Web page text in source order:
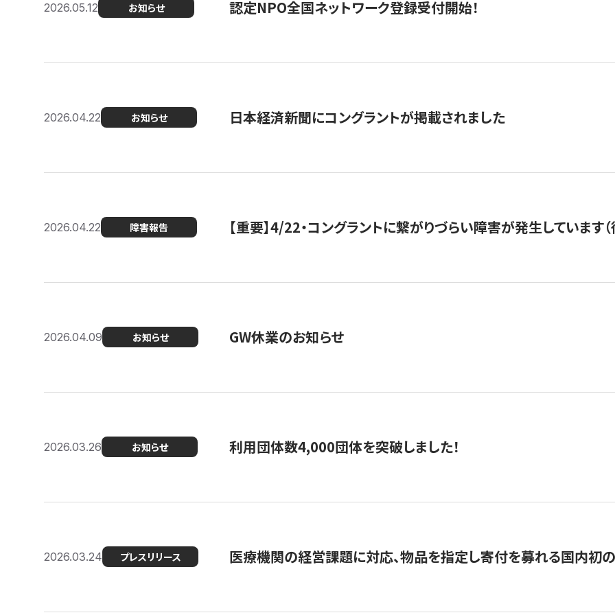
2026.05.12 お知らせ 認定NPO全国ネットワーク登録受付開始！
2026.04.22 お知らせ 日本経済新聞にコングラントが掲載されました
2026.04.22 障害報告 【重要】4/22・コングラントに繋がりづらい障害が発生しています（
2026.04.09 お知らせ GW休業のお知らせ
2026.03.26 お知らせ 利用団体数4,000団体を突破しました！
2026.03.24 プレスリリース 医療機関の経営課題に対応、物品を指定し寄付を募れる国内初の